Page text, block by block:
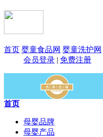
首页 婴童食品网 婴童洗护网
会员登录 | 免费注册
首页
母婴品牌
母婴产品